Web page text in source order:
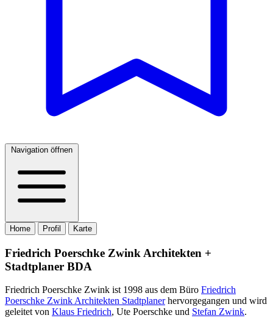
Navigation öffnen
Home Profil Karte
Friedrich Poerschke Zwink Architekten +
Stadtplaner BDA
Friedrich Poerschke Zwink ist 1998 aus dem Büro Friedrich
Poerschke Zwink Architekten Stadtplanerhervorgegangen und wird
geleitet von Klaus Friedrich, Ute Poerschke und Stefan Zwink.